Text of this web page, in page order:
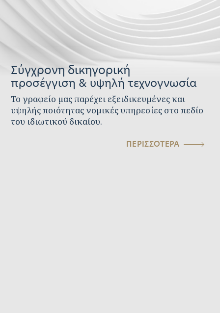
Σύγχρονη δικηγορική
προσέγγιση & υψηλή τεχνογνωσία
Το γραφείο μας παρέχει εξειδικευμένες και
υψηλής ποιότητας νομικές υπηρεσίες στο πεδίο
του ιδιωτικού δικαίου.
ΠΕΡΙΣΣΟΤΕΡΑ